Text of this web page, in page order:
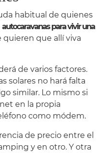
habitual de quienes
autocaravanas para vivir una
quieren que allí viva
de varios factores.
solares no hará falta
similar. Lo mismo si
en la propia
como módem.
de precio entre el
y en otro. Y otra